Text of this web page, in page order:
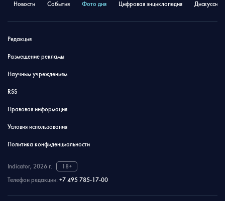
Новости События Фото дня Цифровая энциклопедия
Редакция
Размещение рекламы
Научным учреждениям
RSS
Правовая информация
Условия использования
Политика конфиденциальности
Indicator, 2026 г.
18+
Телефон редакции: +7 495 785-17-00